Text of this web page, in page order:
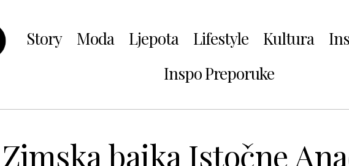
Story Moda Ljepota Lifestyle Kultura
Inspo Preporuke
Zimska bajka Istočne